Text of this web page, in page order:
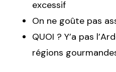
excessif
On ne goûte pas
QUOI ? Y’a pas
régions